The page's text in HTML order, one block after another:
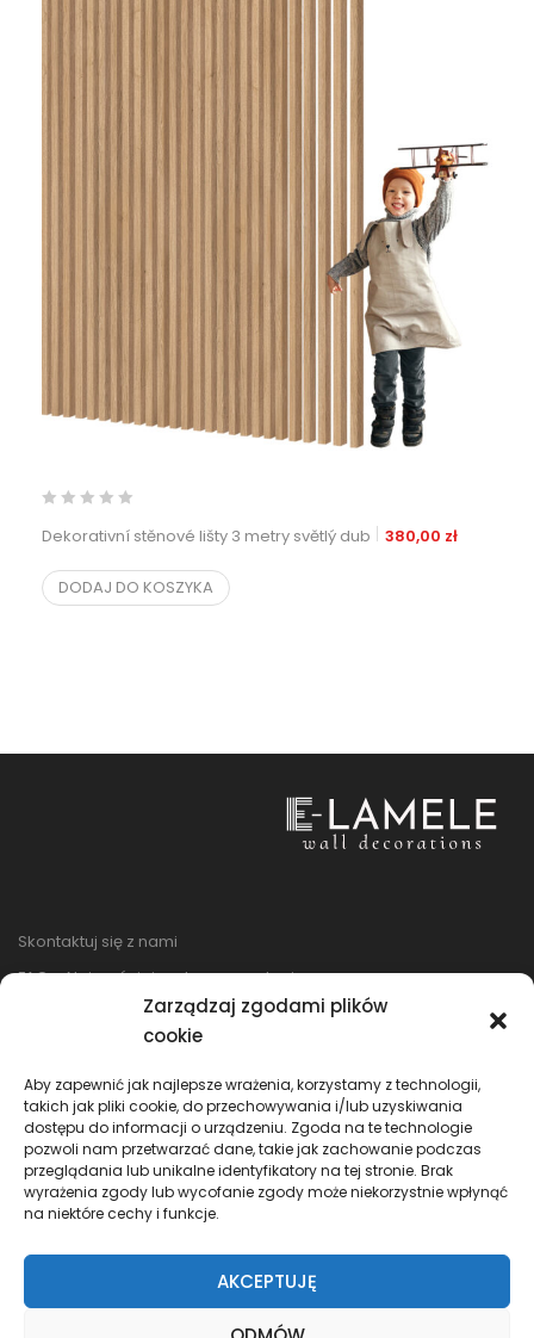
Zarządzaj zgodami plików
cookie
Aby zapewnić jak najlepsze wrażenia, korzystamy z technologii,
takich jak pliki cookie, do przechowywania i/lub uzyskiwania
dostępu do informacji o urządzeniu. Zgoda na te technologie
pozwoli nam przetwarzać dane, takie jak zachowanie podczas
przeglądania lub unikalne identyfikatory na tej stronie. Brak
wyrażenia zgody lub wycofanie zgody może niekorzystnie wpłynąć
na niektóre cechy i funkcje.
AKCEPTUJĘ
Dekorativní stěnové lišty 3 metry světlý dub 380,00 zł
DODAJ DO KOSZYKA
Skontaktuj się z nami
FAQ – Najczęściej zadawane pytania
Regulamin sklepu
Reklamacje i zwroty
Polityka prywatności